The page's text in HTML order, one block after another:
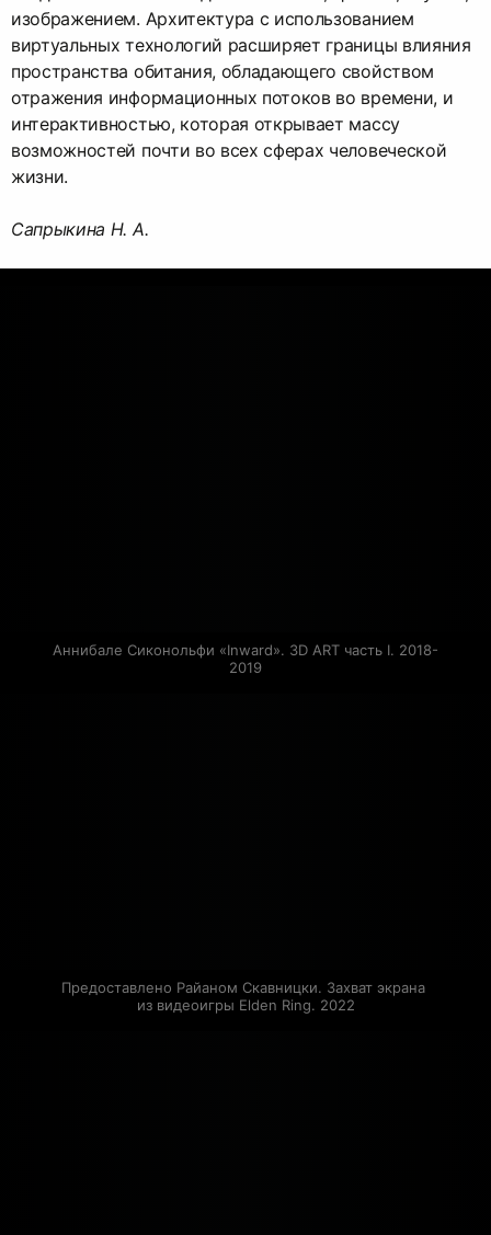
изображением. Архитектура с использованием
виртуальных технологий расширяет границы влияния
пространства обитания, обладающего свойством
отражения информационных потоков во времени, и
интерактивностью, которая открывает массу
возможностей почти во всех сферах человеческой
жизни.
Сапрыкина Н. А.
Аннибале Сиконольфи «Inward». 3D ART часть I. 2018-
2019
Предоставлено Райаном Скавницки. Захват экрана
из видеоигры Elden Ring. 2022